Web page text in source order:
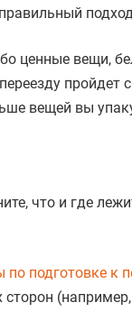
ценные вещи,
пройдет
вещей вы
что и где
по подготовке к